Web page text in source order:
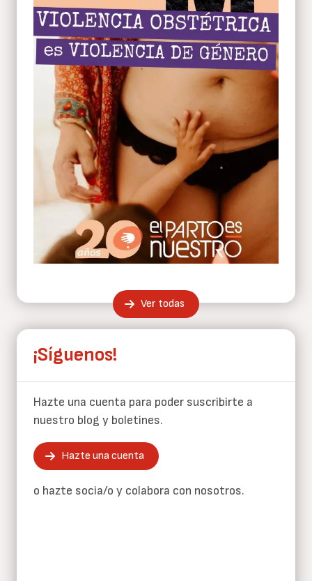
Ver todas
¡Síguenos!
Hazte una cuenta para poder suscribirte a
nuestro blog y boletines.
Hazte una cuenta
o hazte socia/o y colabora con nosotros.